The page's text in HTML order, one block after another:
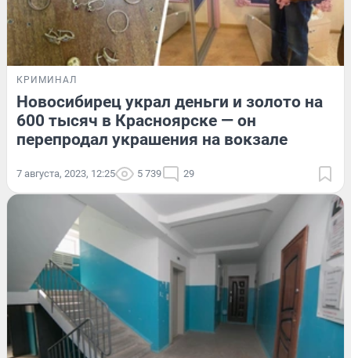
КРИМИНАЛ
Новосибирец украл деньги и золото на
600 тысяч в Красноярске — он
перепродал украшения на вокзале
7 августа, 2023, 12:25 5 739 29